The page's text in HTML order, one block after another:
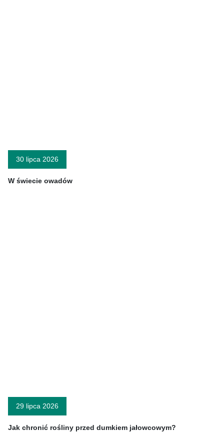
30 lipca 2026
W świecie owadów
29 lipca 2026
Jak chronić rośliny przed dumkiem jałowcowym?